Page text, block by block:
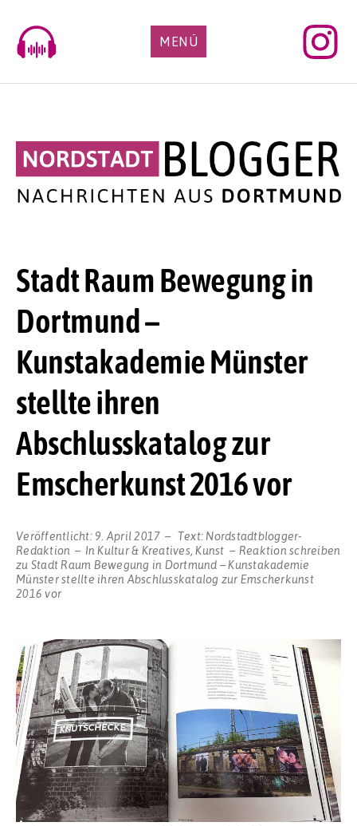
content
MENÜ
Stadt Raum Bewegung in
Dortmund –
Kunstakademie Münster
stellte ihren
Abschlusskatalog zur
Emscherkunst 2016 vor
Veröffentlicht: 9. April 2017 Text: Nordstadtblogger-
Redaktion
InKultur & Kreatives,Kunst
Reaktion schreiben
zu Stadt Raum Bewegung in Dortmund – Kunstakademie
Münster stellte ihren Abschlusskatalog zur Emscherkunst
2016 vor